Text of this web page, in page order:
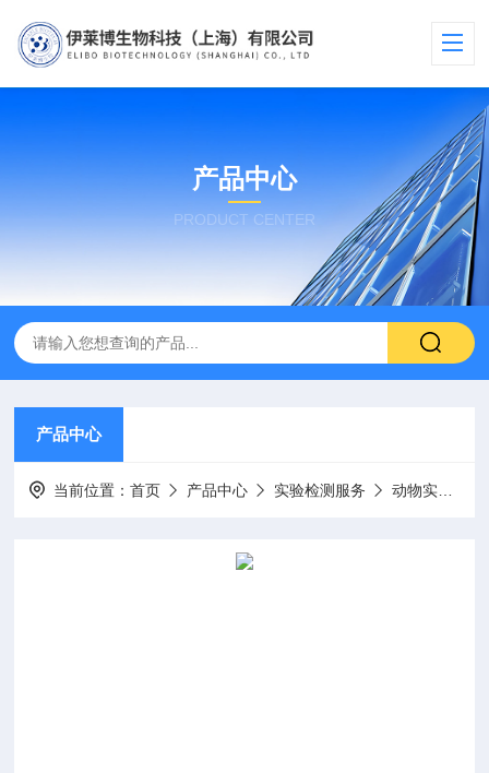
产品中心
PRODUCT CENTER
产品中心
当前位置：首页 产品中心 实验检测服务 动物实验